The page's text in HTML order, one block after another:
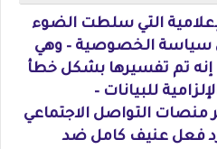
التي سلطت الضوء
سياسة الخصوصية – وهي
إنه تم تفسيرها بشكل خطأ
للبيانات –
منصات التواصل الاجتماعي
فعل عنيف كامل ضد